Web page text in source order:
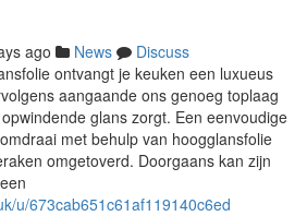
ago News
Discuss
ontvangt je keuken een luxueus
aangaande ons genoeg toplaag
glans zorgt. Een eenvoudige
met behulp van hoogglansfolie
omgetoverd. Doorgaans kan zijn
u/673cab651c61af119140c6ed